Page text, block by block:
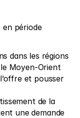
période
dans les régions
Moyen-Orient
et pousser
de la
une demande